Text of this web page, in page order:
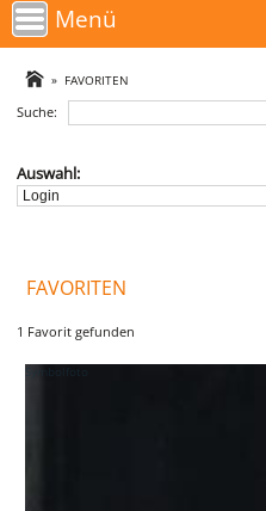
Menü
AKTIONEN
SORTIMENT
LOGIN
» FAVORITEN
Suche:
Auswahl:
FAVORITEN
1 Favorit gefunden